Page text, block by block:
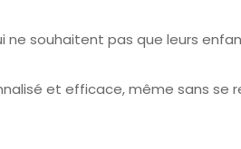
ne souhaitent pas que leurs
et efficace, même sans se